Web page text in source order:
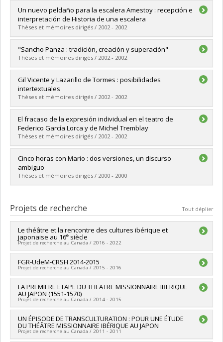
Diplômé(e) :Wai-Kon, Nadia
Cycle :Maîtrise
Diplôme obtenu :M.A.
Lien vers le document dans Papyrus
Un nuevo peldaño para la escalera Amestoy : recepción e
interpretación de Historia de una escalera
Thèses et mémoires dirigés / 2002 - 2002
Diplômé(e) :Côté-Rodrigue, Cloé
Cycle : Maîtrise
Diplôme obtenu :M.A.
Lien vers le document dans Papyrus
"Sancho Panza : tradición, creación y superación"
Thèses et mémoires dirigés / 2002 - 2002
Diplômé(e) : Baró Gaillard, Celia
Cycle :Maîtrise
Diplôme obtenu :M.A.
Lien vers le document dans Papyrus
Gil Vicente y Lazarillo de Tormes : posibilidades
intertextuales
Thèses et mémoires dirigés / 2002 - 2002
Diplômé(e) : Rosario, Diane do
Cycle :Maîtrise
Diplôme obtenu :M.A.
Lien vers le document dans Papyrus
El fracaso de la expresión individual en el teatro de
Federico García Lorca y de Michel Tremblay
Thèses et mémoires dirigés / 2002 - 2002
Diplômé(e) :Valois, Line
Cycle :Maîtrise
Diplôme obtenu :M.A.
Lien vers le document dans Papyrus
Cinco horas con Mario : dos versiones, un discurso
ambiguo
Thèses et mémoires dirigés / 2000 - 2000
Cycle : Maîtrise
Diplôme obtenu :M. Sc.
Lien vers le document dans Papyrus
Projets de recherche Tout déplier
Le théâtre et la rencontre des cultures ibérique et
japonaise au 16e siècle
Projet de recherche au Canada / 2016 - 2022
Chercheur principal : Javier Rubiera
Sources de financement :CRSH/Conseil de recherches en
sciences humaines du Canada
Programmes de subvention :PVXXXXXX-Subvention Savoir
FGR-UdeM-CRSH 2014-2015
Projet de recherche au Canada / 2015 - 2016
Chercheur principal :Javier Rubiera
Sources de financement :CRSH/Conseil de recherches en
sciences humaines du Canada
Programmes de subvention :
PVXXXXXX-FGR – Subvention de
recherche institutionnelle
LA PREMIERE ETAPE DU THEATRE MISSIONNAIRE IBERIQUE
AU JAPON (1551-1570)
Projet de recherche au Canada / 2014 - 2015
Chercheur principal :Javier Rubiera
Sources de financement :CRSH/Conseil de recherches en
sciences humaines du Canada
UN ÉPISODE DE TRANSCULTURATION : POUR UNE ÉTUDE
DU THÉÂTRE MISSIONNAIRE IBÉRIQUE AU JAPON
Projet de recherche au Canada / 2011 - 2011